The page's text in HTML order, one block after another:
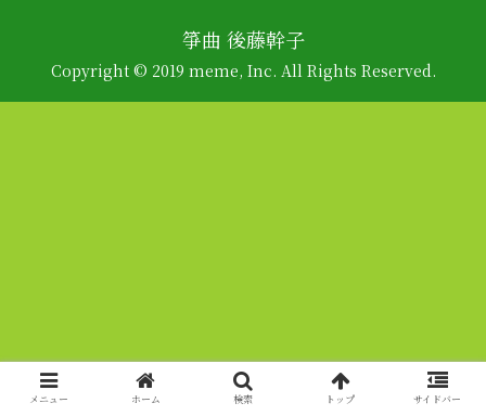
箏曲 後藤幹子
Copyright © 2019 meme, Inc. All Rights Reserved.
メニュー ホーム 検索 トップ サイドバー